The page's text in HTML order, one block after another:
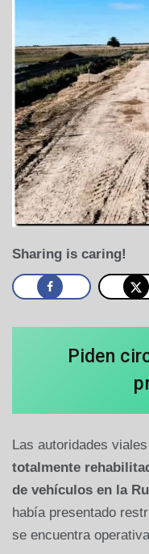
Sharing is caring!
Piden
Las autoridades
totalmente
de vehículos en la
había presentado
se encuentra